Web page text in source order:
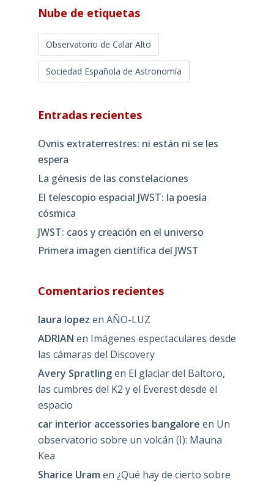
Nube de etiquetas
Observatorio de Calar Alto
Sociedad Española de Astronomía
Entradas recientes
Ovnis extraterrestres: ni están ni se les
espera
La génesis de las constelaciones
El telescopio espacial JWST: la poesía
cósmica
JWST: caos y creación en el universo
Primera imagen científica del JWST
Comentarios recientes
laura lopez en AÑO-LUZ
ADRIAN en Imágenes espectaculares desde
las cámaras del Discovery
Avery Spratlingen El glaciar del Baltoro,
las cumbres del K2 y el Everest desde el
espacio
car interior accessories bangalore en Un
observatorio sobre un volcán (I): Mauna
Kea
Sharice Uram en ¿Qué hay de cierto sobre